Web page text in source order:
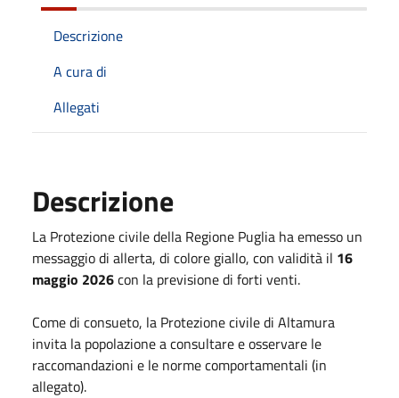
Descrizione
A cura di
Allegati
Descrizione
La Protezione civile della Regione Puglia ha emesso un
messaggio di allerta, di colore giallo, con validità il 16
maggio 2026con la previsione di forti venti.
Come di consueto, la Protezione civile di Altamura
invita la popolazione a consultare e osservare le
raccomandazioni e le norme comportamentali (in
allegato).